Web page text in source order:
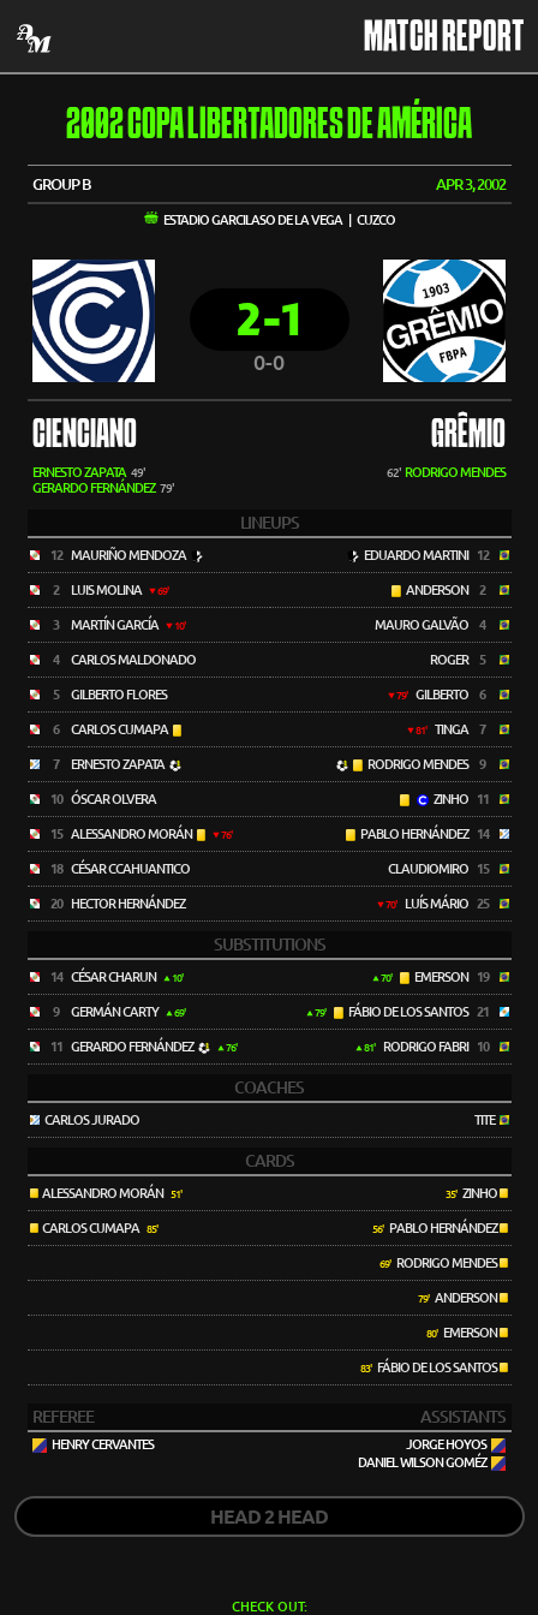
MATCH REPORT
2002 COPA LIBERTADORES DE AMÉRICA
GROUP B APR 3, 2002
ESTADIO GARCILASO DE LA VEGA | CUZCO
2-1
0-0
CIENCIANO GRÊMIO
ERNESTO ZAPATA 49'
GERARDO FERNÁNDEZ 79'
62' RODRIGO MENDES
LINEUPS
12 MAURIÑO MENDOZA
2 LUIS MOLINA 69'
3 MARTÍN GARCÍA 10'
4 CARLOS MALDONADO
5 GILBERTO FLORES
6 CARLOS CUMAPA
7 ERNESTO ZAPATA
10 ÓSCAR OLVERA
15 ALESSANDRO MORÁN 76'
18 CÉSAR CCAHUANTICO
20 HECTOR HERNÁNDEZ
EDUARDO MARTINI 12
ANDERSON 2
MAURO GALVÃO 4
ROGER 5
79' GILBERTO 6
81' TINGA 7
RODRIGO MENDES 9
ZINHO 11
PABLO HERNÁNDEZ 14
CLAUDIOMIRO 15
70' LUÍS MÁRIO 25
SUBSTITUTIONS
14 CÉSAR CHARUN 10'
9 GERMÁN CARTY 69'
11 GERARDO FERNÁNDEZ 76'
70' EMERSON 19
79' FÁBIO DE LOS SANTOS 21
81' RODRIGO FABRI 10
COACHES
CARLOS JURADO TITE
CARDS
ALESSANDRO MORÁN 51'
CARLOS CUMAPA 85'
35'ZINHO
56'PABLO HERNÁNDEZ
69'RODRIGO MENDES
79'ANDERSON
80'EMERSON
83'FÁBIO DE LOS SANTOS
REFEREE ASSISTANTS
HENRY CERVANTES
JORGE HOYOS
DANIEL WILSON GOMÉZ
HEAD 2 HEAD
CHECK OUT: